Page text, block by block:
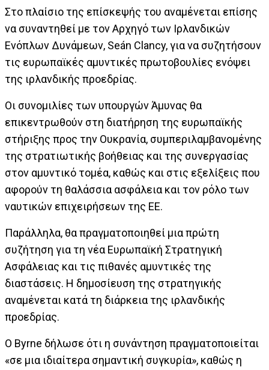
Στο πλαίσιο της επίσκεψής του αναμένεται επίσης
να συναντηθεί με τον Αρχηγό των Ιρλανδικών
Ενόπλων Δυνάμεων, Seán Clancy, για να συζητήσουν
τις ευρωπαϊκές αμυντικές πρωτοβουλίες ενόψει
της ιρλανδικής προεδρίας.
Οι συνομιλίες των υπουργών Άμυνας θα
επικεντρωθούν στη διατήρηση της ευρωπαϊκής
στήριξης προς την Ουκρανία, συμπεριλαμβανομένης
της στρατιωτικής βοήθειας και της συνεργασίας
στον αμυντικό τομέα, καθώς και στις εξελίξεις που
αφορούν τη θαλάσσια ασφάλεια και τον ρόλο των
ναυτικών επιχειρήσεων της ΕΕ.
Παράλληλα, θα πραγματοποιηθεί μια πρώτη
συζήτηση για τη νέα Ευρωπαϊκή Στρατηγική
Ασφάλειας και τις πιθανές αμυντικές της
διαστάσεις. Η δημοσίευση της στρατηγικής
αναμένεται κατά τη διάρκεια της ιρλανδικής
προεδρίας.
Ο Byrne δήλωσε ότι η συνάντηση πραγματοποιείται
«σε μια ιδιαίτερα σημαντική συγκυρία», καθώς η